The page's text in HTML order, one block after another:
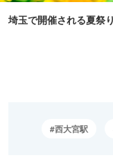
埼玉で開催される夏祭
西大宮駅